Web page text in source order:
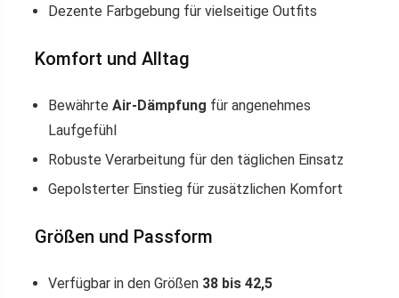
Dezente Farbgebung für vielseitige Outfits
Komfort und Alltag
Bewährte Air-Dämpfung für angenehmes
Laufgefühl
Robuste Verarbeitung für den täglichen Einsatz
Gepolsterter Einstieg für zusätzlichen Komfort
Größen und Passform
Verfügbar in den Größen 38 bis 42,5